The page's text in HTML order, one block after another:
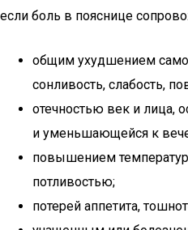
если боль в пояснице
общим ухудшением
сонливость, слабость,
отечностью век и лица,
и уменьшающейся к
повышением
потливостью;
потерей аппетита,